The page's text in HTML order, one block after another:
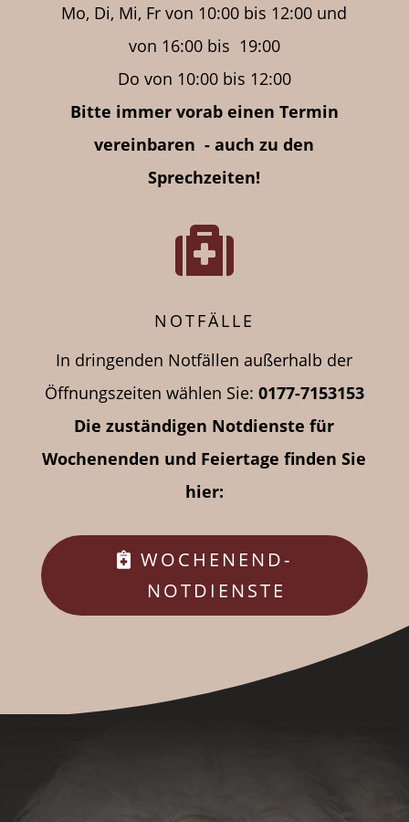
Mo, Di, Mi, Fr von 10:00 bis 12:00 und
von 16:00bis 19:00
Do von 10:00bis 12:00
Bitte immer vorab einen Termin
vereinbaren - auch zu den
Sprechzeiten!

NOTFÄLLE
In dringenden Notfällen außerhalb der
Öffnungszeiten wählen Sie: 0177-7153153
Die zuständigen Notdienste für
Wochenenden und Feiertage finden Sie
hier:
WOCHENEND-
NOTDIENSTE